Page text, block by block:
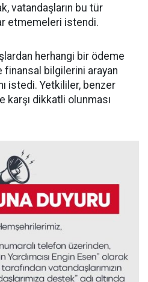
vatandaşların bu tür
etmemeleri istendi.
herhangi bir ödeme
finansal bilgilerini arayan
istedi. Yetkililer, benzer
karşı dikkatli olunması